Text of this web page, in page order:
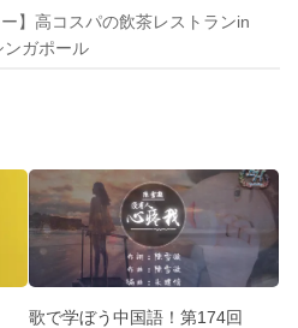
】高コスパの飲茶レストランin
ンガポール
歌で学ぼう中国語！第174回